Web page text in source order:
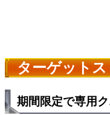
ターゲット
期間限定で専用